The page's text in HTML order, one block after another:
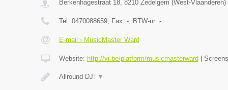
Berkenhagestraat 18, 8210 Zedelgem (West-Vlaanderen)
Tel: 0470088659, Fax: -, BTW-nr: -
E-mail › MusicMaster Ward
Website: http://vi.be/platform/musicmasterward
Allround DJ: ▼